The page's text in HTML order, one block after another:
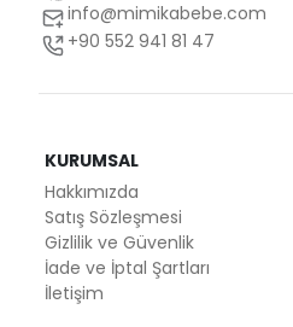
info@mimikabebe.com
+90 552 941 81 47
KURUMSAL
Hakkımızda
Satış Sözleşmesi
Gizlilik ve Güvenlik
İade ve İptal Şartları
İletişim